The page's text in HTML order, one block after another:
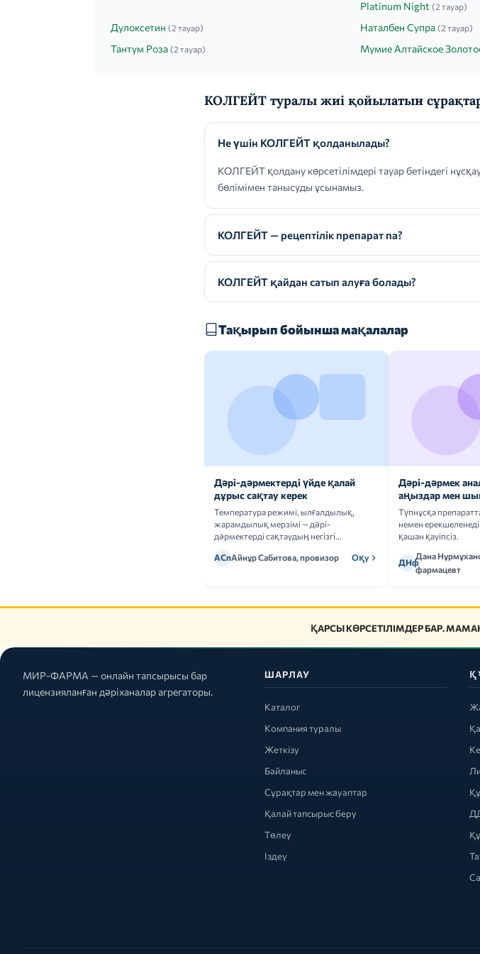
Platinum Night (2 тауар)
Дулоксетин (2 тауар) Наталбен Супра (2 тауар)
Тантум Роза (2 тауар) Мумие Алтайское
КОЛГЕЙТ туралы жиі қойылатын
Не үшін КОЛГЕЙТ қолданылады?
КОЛГЕЙТ қолдану көрсетілімдері тауар бетіндегі
бөлімімен танысуды ұсынамыз.
КОЛГЕЙТ — рецептілік препарат па?
КОЛГЕЙТ қайдан сатып алуға болады?
Тақырып бойынша мақалалар
Дәрі-дәрмектерді үйде қалай
дұрыс сақтау керек
Температура режимі, ылғалдылық,
жарамдылық мерзімі — дәрі-
дәрмектерді сақтаудың негізгі
АСпАйнұр Сабитова, провизор Оқу
Дәрі-дәрмек
аңыздар мен
Түпнұсқа
немен
қашан қауіпсіз.
ДНф
Дана
фармацевт
ҚАРСЫ КӨРСЕТІЛІМДЕР БАР.
МИР-ФАРМА — онлайн тапсырысы бар
лицензияланған дәріханалар агрегаторы.
ШАРЛАУ
Каталог
Компания туралы
Жеткізу
Байланыс
Сұрақтар мен жауаптар
Қалай тапсырыс беру
Төлеу
Іздеу